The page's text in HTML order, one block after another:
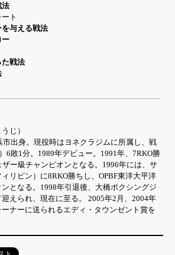
法
ト
与える戦法
ー
た戦法
じ）
市出身。現役時はヨネクラジムに所属し、戦
6敗1分。1989年デビュー。1991年、7RKO勝
ー級チャンピオンとなる。1996年には、サ
リピン）に8RKO勝ちし、OPBF東洋大平洋
となる。1998年引退後、大橋ボクシングジ
えられ、現在に至る。 2005年2月、2004年
ナーに送られるエディ・タウンゼント賞を